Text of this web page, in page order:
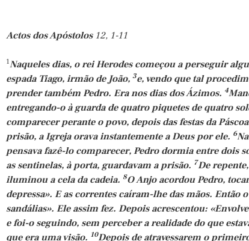
Actos dos Apóstolos 12, 1-11
1Naqueles dias, o rei Herodes começou a perseguir
espada Tiago, irmão de João, 3e, vendo que tal
prender também Pedro. Era nos dias dos Ázimos. 4
entregando-o à guarda de quatro piquetes de quatro
comparecer perante o povo, depois das festas da
prisão, a Igreja orava instantemente a Deus por ele. 6
pensava fazê-lo comparecer, Pedro dormia entre dois
as sentinelas, à porta, guardavam a prisão. 7De
iluminou a cela da cadeia. 8O Anjo acordou Pedro,
depressa». E as correntes caíram-lhe das mãos. Então
sandálias». Ele assim fez. Depois acrescentou:
e foi-o seguindo, sem perceber a realidade do que
que era uma visão. 10Depois de atravessarem o